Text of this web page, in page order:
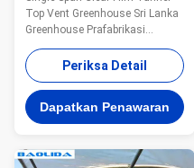
Top Vent Greenhouse Sri Lanka
Greenhouse Prafabrikasi
DeskripsiRumah kaca
terowongan adalah salah satu
bentuk rumah kaca termurah,
yang menggunakan fondasi
struktural yang dimasukkan
langsung ke dalam tanah.bisa
menumbuhkan berbagai
Periksa Detail
Dapatkan Penawaran